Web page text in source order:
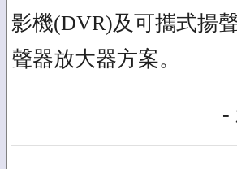
影機(DVR)及可攜式揚
聲器放大器方案。
-